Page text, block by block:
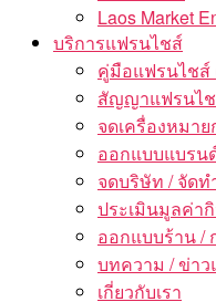
Laos Market
บริการแฟรนไชส์
คู่มือแฟรนไชส์
สัญญาแฟรนไ
จดเครื่องหมา
ออกแบบแบรน
จดบริษัท / จัด
ประเมินมูลค่า
ออกแบบร้าน /
บทความ / ข่า
เกี่ยวกับเรา